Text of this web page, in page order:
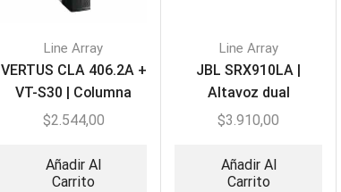
Line Array
VERTUS CLA 406.2A +
VT-S30 | Columna
Línea Array Activa
$2.544,00
Añadir Al
Carrito
Line Array
JBL SRX910LA |
Altavoz dual
autoamplificado línea
$3.910,00
Añadir Al
Carrito